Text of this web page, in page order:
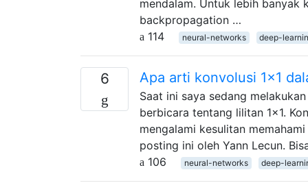
mendalam. Untuk lebih banyak
backpropagation …
114
neural-networks deep-
6 Apa arti konvolusi 1x1
Saat ini saya sedang
berbicara tentang lilitan 1x1.
mengalami kesulitan
posting ini oleh Yann Lecun.
106
neural-networks deep-